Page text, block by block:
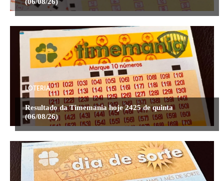
LOTERIA
Resultado da Timemania hoje 2425 de quinta
(06/08/26)